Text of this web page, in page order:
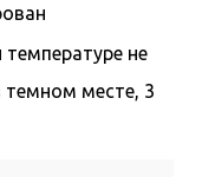
температуре не
темном месте, 3